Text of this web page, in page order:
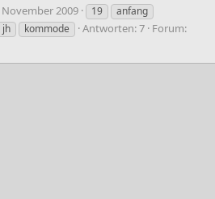
November 2009 19
anfang
jh kommode Antworten: 7 Forum: